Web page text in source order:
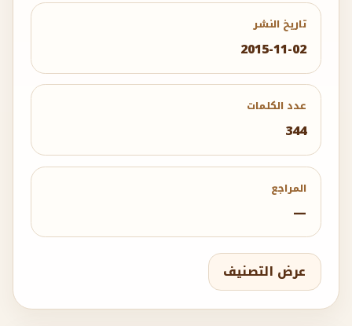
تاريخ النشر
2015-11-02
عدد الكلمات
344
المراجع
—
عرض التصنيف